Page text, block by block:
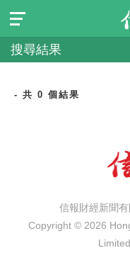
搜尋結果
- 共 0 個結果
信報財經新聞有
Copyright © 2026